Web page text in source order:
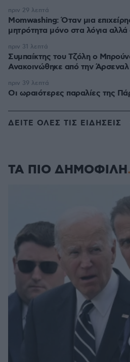
Momwashing: Όταν μια
μητρότητα μόνο στα λόγια αλλά
πριν 29 λεπτά
Συμπαίκτης του Τζόλη ο
Ανακοινώθηκε από την Άρσεναλ
πριν 31 λεπτά
Οι ωραιότερες παραλίες της
πριν 39 λεπτά
ΔΕΙΤΕ ΟΛΕΣ ΤΙΣ ΕΙΔΗΣΕΙΣ
ΤΑ ΠΙΟ ΔΗΜΟΦΙΛΗ